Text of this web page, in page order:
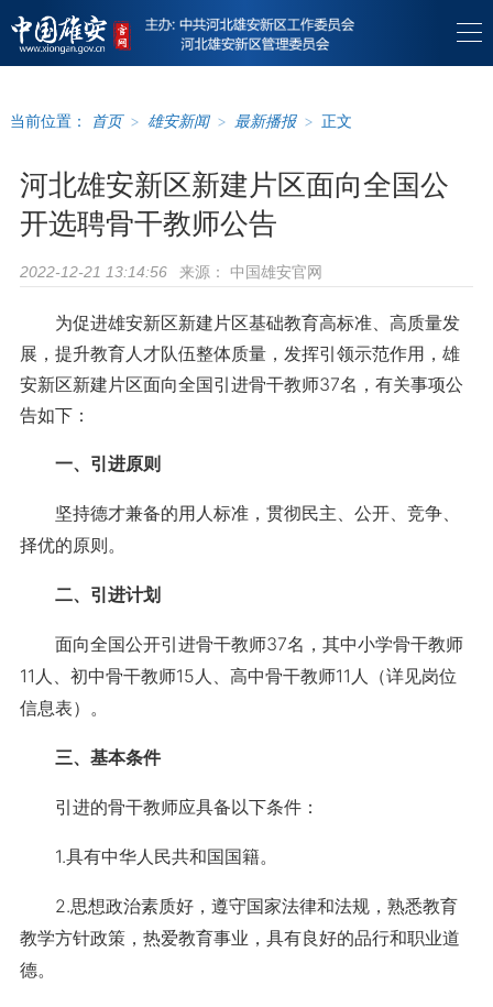
当前位置： 首页 > 雄安新闻 > 最新播报 > 正文
河北雄安新区新建片区面向全国公
开选聘骨干教师公告
2022-12-21 13:14:56 来源： 中国雄安官网
为促进雄安新区新建片区基础教育高标准、高质量发
展，提升教育人才队伍整体质量，发挥引领示范作用，雄
安新区新建片区面向全国引进骨干教师37名，有关事项公
告如下：
一、引进原则
坚持德才兼备的用人标准，贯彻民主、公开、竞争、
择优的原则。
二、引进计划
面向全国公开引进骨干教师37名，其中小学骨干教师
11人、初中骨干教师15人、高中骨干教师11人（详见岗位
信息表）。
三、基本条件
引进的骨干教师应具备以下条件：
1.具有中华人民共和国国籍。
2.思想政治素质好，遵守国家法律和法规，熟悉教育
教学方针政策，热爱教育事业，具有良好的品行和职业道
德。